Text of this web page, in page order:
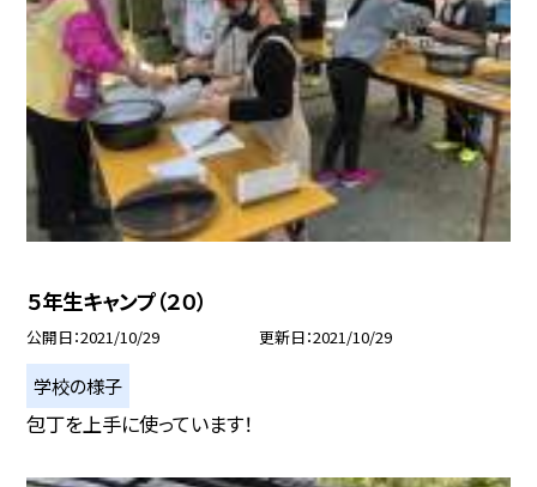
５年生キャンプ（２０）
公開日 2021/10/29 更新日 2021/10/29
学校の様子
包丁を上手に使っています！